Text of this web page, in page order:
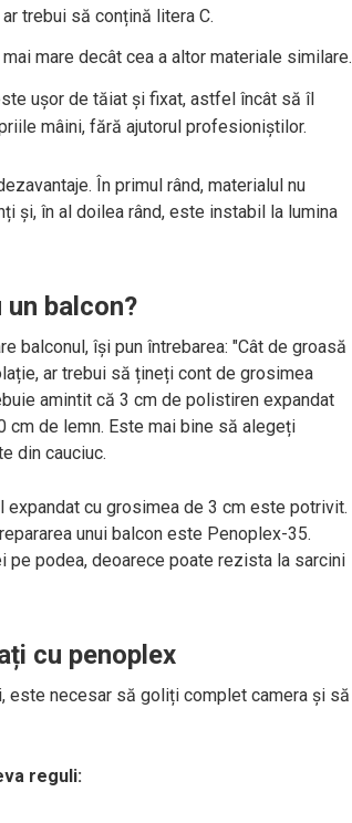
trebui să conțină litera C.
mare decât cea a altor materiale similare.
ușor de tăiat și fixat, astfel încât să îl
mâini, fără ajutorul profesioniștilor.
În primul rând, materialul nu
și, în al doilea rând, este instabil la lumina
balcon?
balconul, își pun întrebarea: "Cât de groasă
ar trebui să țineți cont de grosimea
amintit că 3 cm de polistiren expandat
de lemn. Este mai bine să alegeți
din cauciuc.
cu grosimea de 3 cm este potrivit.
unui balcon este Penoplex-35.
podea, deoarece poate rezista la sarcini
cu penoplex
este necesar să goliți complet camera și să
reguli: